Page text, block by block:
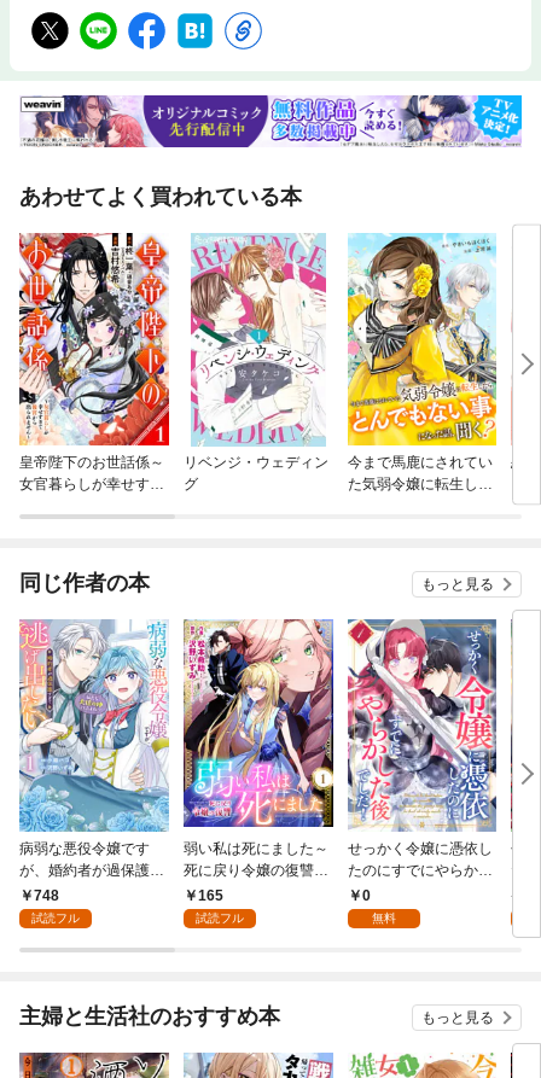
あわせてよく買われている本
皇帝陛下のお世話係～
女官暮らしが幸せすぎ
リベンジ・ウェディン
グ
今まで馬鹿にされてい
た気弱令嬢に転生した
恋
同じ作者の本 もっと見る
病弱な悪役令嬢です
が、婚約者が過保護す
ぎて逃げ出したい(私
たち犬猿の仲でしたよ
748
試読フル
弱い私は死にました～
死に戻り令嬢の復讐
～ 1
165
試読フル
せっかく令嬢に憑依し
たのにすでにやらかし
た後でした！ 第1話
0
無料
せ
た
た
版
主婦と生活社のおすすめ本 もっと見る